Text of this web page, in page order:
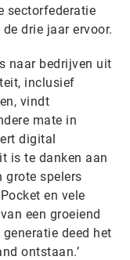
sectorfederatie
drie jaar ervoor.
naar bedrijven uit
inclusief
vindt
mate in
digital
is te danken aan
grote spelers
en vele
een groeiend
deed het
ontstaan.’